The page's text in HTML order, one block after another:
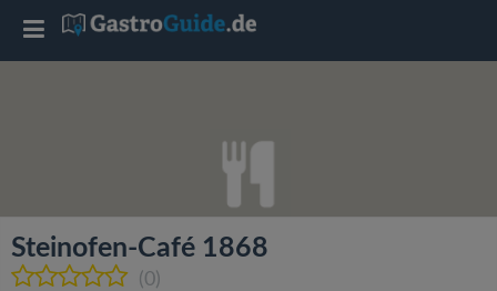
Steinofen-Café 1868
(0)
T
l